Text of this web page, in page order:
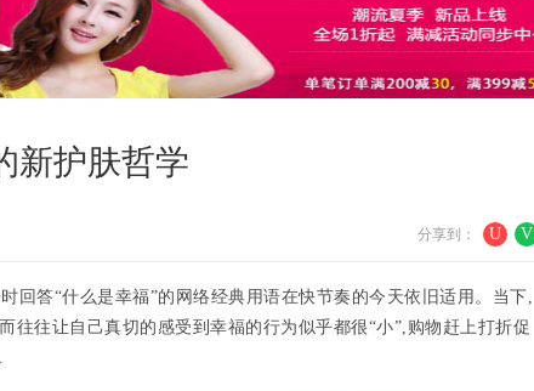
新护肤哲学
U V
分享到：
回答“什么是幸福”的网络经典用语在快节奏的今天依旧适用。当下,
往往让自己真切的感受到幸福的行为似乎都很“小”,购物赶上打折促